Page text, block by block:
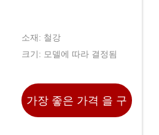
소재: 철강
크기: 모델에 따라 결정됨
가장 좋은 가격 을 구